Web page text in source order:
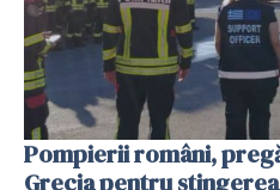
Pompierii români,
Grecia pentru